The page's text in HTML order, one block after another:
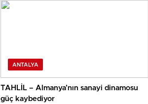
ANTALYA
TAHLİL – Almanya’nın sanayi dinamosu
güç kaybediyor